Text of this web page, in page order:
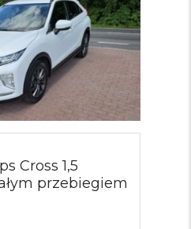
Cross 1,5
przebiegiem